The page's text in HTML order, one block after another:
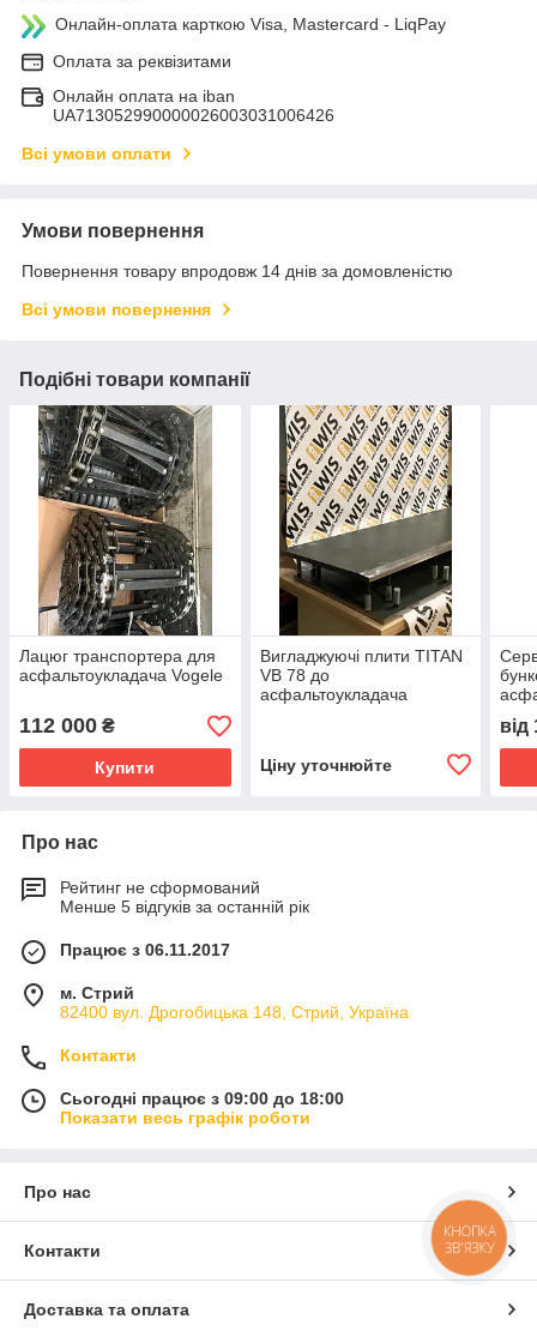
Онлайн-оплата карткою Visa, Mastercard - LiqPay
Оплата за реквізитами
Онлайн оплата на iban
UA713052990000026003031006426
Всі умови оплати
Умови повернення
Повернення товару впродовж 14 днів за домовленістю
Всі умови повернення
Подібні товари компанії
Лацюг транспортера для
асфальтоукладача Vogele
112 000 ₴
Купити
Вигладжуючі плити TITAN
VB 78 до
асфальтоукладача
Ціну уточнюйте
від
Про нас
Рейтинг не сформований
Менше 5 відгуків за останній рік
Працює з 06.11.2017
м. Стрий
82400 вул. Дрогобицька 148, Стрий, Україна
Контакти
Сьогодні працює з 09:00 до 18:00
Показати весь графік роботи
Про нас
Контакти
Доставка та оплата
КНОПКА
ЗВ'ЯЗКУ